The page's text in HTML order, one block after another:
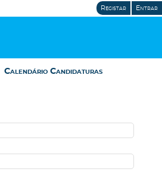
Registar Entrar
Calendário Candidaturas